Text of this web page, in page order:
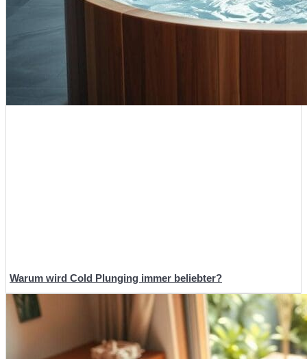
Warum wird Cold Plunging immer beliebter?